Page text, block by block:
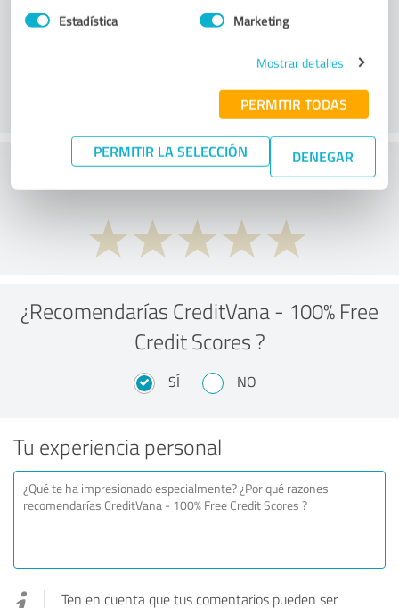
Estadística Marketing
Mostrar detalles
PERMITIR TODAS
PERMITIR LA SELECCIÓN DENEGAR
Servicio de atención al cliente
¿Qué te parece la relación calidad-precio?
¿Recomendarías CreditVana - 100% Free
Credit Scores ?
SÍ NO
Tu experiencia personal
Ten en cuenta que tus comentarios pueden ser